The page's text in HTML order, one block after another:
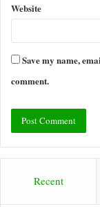
Website
Save my name,
comment.
Recent